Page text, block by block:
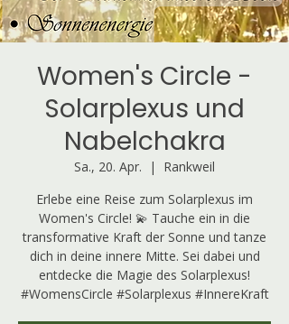
Women's Circle -
Solarplexus und
Nabelchakra
Sa., 20. Apr.
  |
Rankweil
Erlebe eine Reise zum Solarplexus im
Women's Circle! 💫 Tauche ein in die
transformative Kraft der Sonne und tanze
dich in deine innere Mitte. Sei dabei und
entdecke die Magie des Solarplexus!
#WomensCircle #Solarplexus #InnereKraft